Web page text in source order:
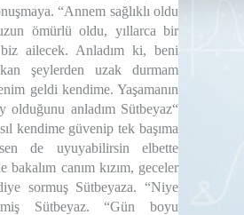
“Annem sağlıklı oldu
ömürlü oldu, yıllarca bir
ailecek. Anladım ki, beni
şeylerden uzak durmam
geldi kendime. Yaşamanın
olduğunu anladım Sütbeyaz“
kendime güvenip tek başıma
de uyuyabilirsin elbette
bakalım canım kızım, geceler
sormuş Sütbeyaza. “Niye
Sütbeyaz. “Gün boyu